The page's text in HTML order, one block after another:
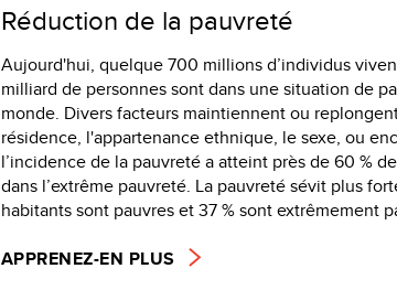
Réduction de la pauvreté
Aujourd'hui, quelque 700 millions d’individus
milliard de personnes sont dans une situation de
monde. Divers facteurs maintiennent ou
résidence, l'appartenance ethnique, le sexe, ou
l’incidence de la pauvreté a atteint près de 60 %
dans l’extrême pauvreté. La pauvreté sévit plus
habitants sont pauvres et 37 % sont extrêmement
APPRENEZ-EN PLUS